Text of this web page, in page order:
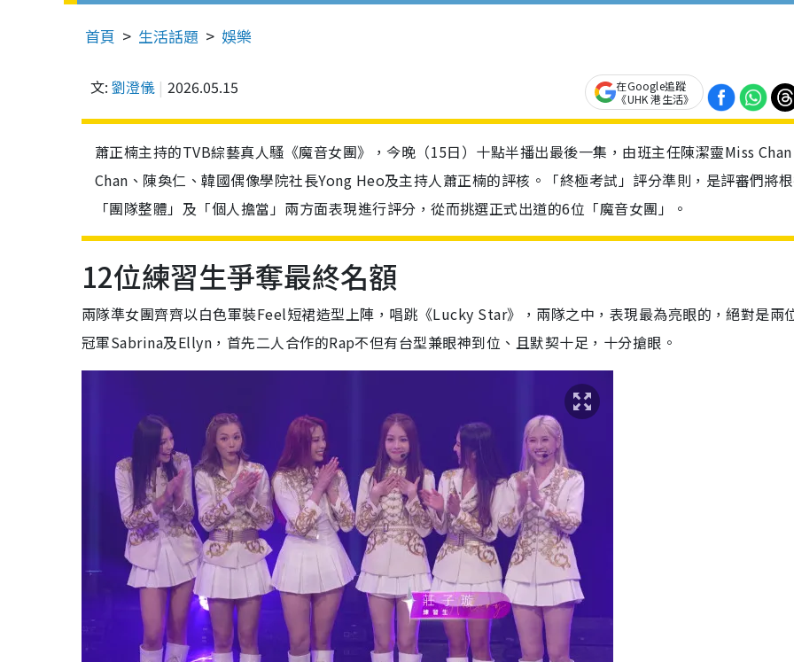
首頁 生活話題 娛樂
文: 劉澄儀 2026.05.15
在Google追蹤
《UHK 港生活》
蕭正楠主持的TVB綜藝真人騷《魔音女團》，今晚（15日）十點半播出最後一集，由班主任陳潔靈Miss Chan
Chan、陳奐仁、韓國偶像學院社長Yong Heo及主持人蕭正楠的評核。「終極考試」評分準則，是評審們將
「團隊整體」及「個人擔當」兩方面表現進行評分，從而挑選正式出道的6位「魔音女團」。
12位練習生爭奪最終名額
兩隊準女團齊齊以白色軍裝Feel短裙造型上陣，唱跳《Lucky Star》，兩隊之中，表現最為亮眼的，絕對是兩
冠軍Sabrina及Ellyn，首先二人合作的Rap不但有台型兼眼神到位、且默契十足，十分搶眼。